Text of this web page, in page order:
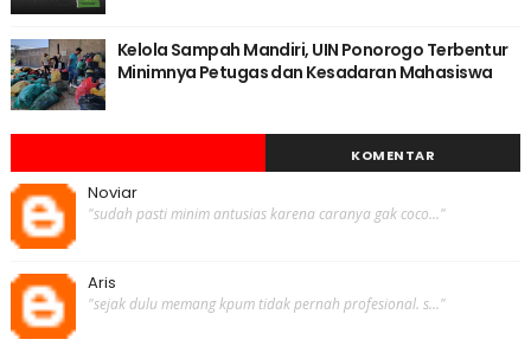
Kelola Sampah Mandiri, UIN Ponorogo Terbentur
Minimnya Petugas dan Kesadaran Mahasiswa
KOMENTAR
Noviar
"sudah pasti minim antusias karena caranya gak coco..."
Aris
"sejak dulu memang kpum tidak pernah profesional. s..."